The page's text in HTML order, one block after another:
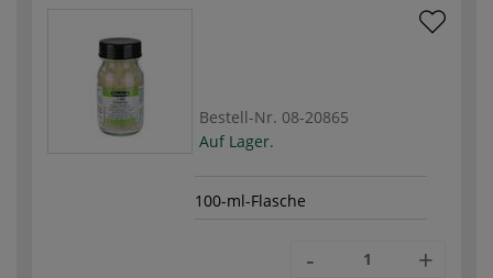
Bestell-Nr. 08-20865
Auf Lager.
100-ml-Flasche
- +